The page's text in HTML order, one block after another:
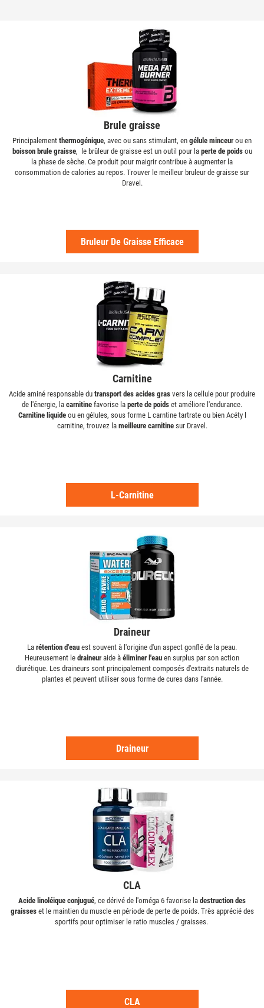
Brule graisse
Principalement thermogénique, avec ou sans stimulant, en gélule minceur ou en
boisson brule graisse, le brûleur de graisse est un outil pour la perte de poidsou
la phase de sèche. Ce produit pour maigrir contribue à augmenter la
consommation de calories au repos. Trouver le meilleur bruleur de graisse sur
Dravel.
Bruleur De Graisse Efficace
Carnitine
Acide aminé responsable du transport des acides gras vers la cellule pour produire
de l'énergie, la carnitine favorise la perte de poids et améliore l'endurance.
Carnitine liquideou en gélules, sous forme L carntine tartrate ou bien Acéty l
carnitine, trouvez la meilleure carnitinesur Dravel.
L-Carnitine
Draineur
La rétention d'eau est souvent à l'origine d'un aspect gonflé de la peau.
Heureusement le draineur aide à éliminer l'eau en surplus par son action
diurétique. Les draineurs sont principalement composés d'extraits naturels de
plantes et peuvent utiliser sous forme de cures dans l'année.
Draineur
CLA
Acide linoléique conjugué, ce dérivé de l'oméga 6 favorise la destruction des
graisseset le maintien du muscle en période de perte de poids. Très apprécié des
sportifs pour optimiser le ratio muscles / graisses.
CLA